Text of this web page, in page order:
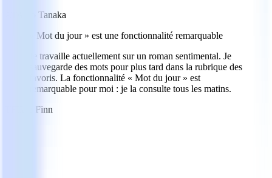
Aiko Tanaka
« Mot du jour » est une fonctionnalité remarquable
Je travaille actuellement sur un roman sentimental. Je
sauvegarde des mots pour plus tard dans la rubrique des
favoris. La fonctionnalité « Mot du jour » est
remarquable pour moi : je la consulte tous les matins.
Tate Finn